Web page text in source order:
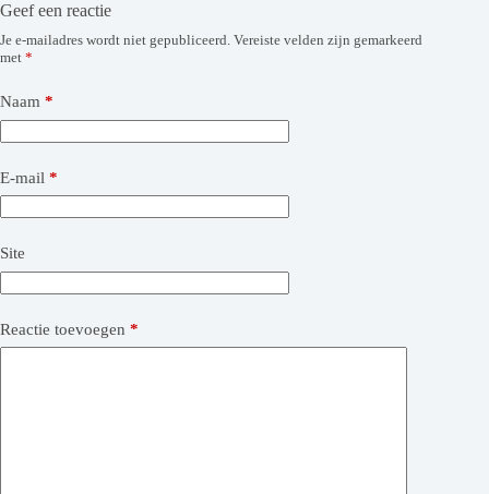
Geef een reactie
Je e-mailadres wordt niet gepubliceerd. Vereiste velden zijn gemarkeerd
met *
Naam *
E-mail *
Site
Reactie toevoegen *